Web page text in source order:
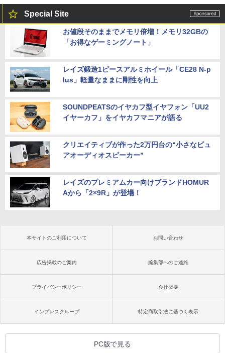
Special Site
お値段そのままでメモリ倍増！メモリ32GBの
「お得なゲーミングノート」
レイズ鍛造1ピースアルミホイール「CE28 N-p
lus」軽量なままに剛性を向上
SOUNDPEATSのイヤカフ型イヤフォン「UU2
イヤーカフ」をイヤカフマニアが語る
クリエイティブが作った2万円台の“小さなピュ
アオーディオスピーカー”
レイズのプレミアムカー向けブランドHOMUR
Aから「2×9R」が登場！
本サイトのご利用について お問い合わせ
広告掲載のご案内 編集部へのご連絡
プライバシーポリシー 会社概要
インプレスグループ 特定商取引法に基づく表示
PC版で見る